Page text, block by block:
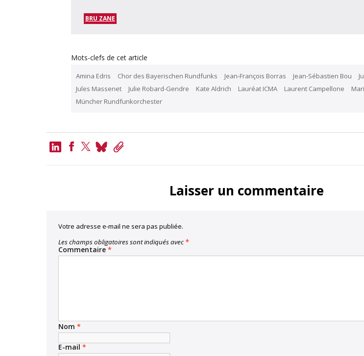
BRU ZANE
Mots-clefs de cet article
Amina Edris Chor des Bayerischen Rundfunks Jean-François Borras Jean-Sébastien Bou
Jules Massenet
Julie Robard-Gendre Kate Aldrich Lauréat ICMA Laurent Campellone
Müncher Rundfunkorchester
LinkedIn
BlueskyCopy
Laisser un commentaire
Votre adresse e-mail ne sera pas publiée.
Les champs obligatoires sont indiqués avec *
Commentaire *
Nom *
E-mail *